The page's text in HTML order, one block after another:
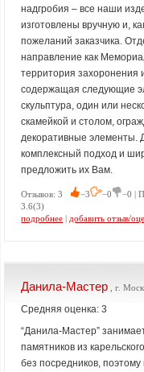
надгробия – все наши
изготовлены вручную и,
пожеланий заказчика.
направление как
территория захоронения
содержащая следующие
скульптура, один или
скамейкой и столом,
декоративные элементы.
комплексный подход и
предложить их Вам.
Отзывов: 3 −3 −0
−0 |
3.6(3)
подробнее | добавить отзыв/
Данила-Мастер , г.
Средняя оценка: 3
“Данила-Мастер”
памятников из
без посредников,